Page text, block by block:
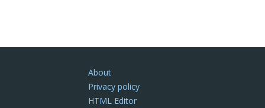
About
Privacy policy
HTML Editor